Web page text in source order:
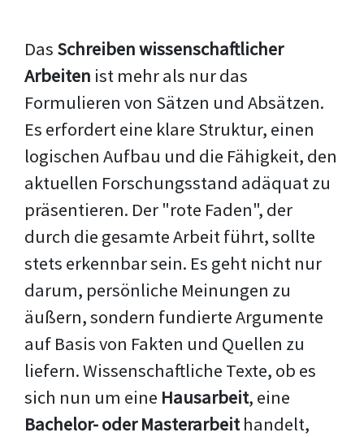
Das Schreiben wissenschaftlicher
Arbeiten ist mehr als nur das
Formulieren von Sätzen und Absätzen.
Es erfordert eine klare Struktur, einen
logischen Aufbau und die Fähigkeit, den
aktuellen Forschungsstand adäquat zu
präsentieren. Der "rote Faden", der
durch die gesamte Arbeit führt, sollte
stets erkennbar sein. Es geht nicht nur
darum, persönliche Meinungen zu
äußern, sondern fundierte Argumente
auf Basis von Fakten und Quellen zu
liefern. Wissenschaftliche Texte, ob es
sich nun um eine Hausarbeit, eine
Bachelor- oder Masterarbeithandelt,